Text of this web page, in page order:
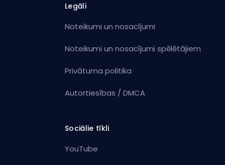
Legāli
Noteikumi un nosacījumi
Noteikumi un nosacījumi spēlētājiem
Privātuma politika
Autortiesības / DMCA
Sociālie tīkli
YouTube